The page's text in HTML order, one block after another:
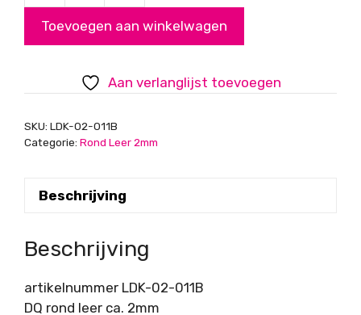
leer
2mm,
Faded
per
Toevoegen aan winkelwagen
Aan verlanglijst toevoegen
SKU: LDK-02-011B
Categorie: Rond Leer 2mm
Beschrijving
Beschrijving
artikelnummer LDK-02-011B
DQ rond leer ca. 2mm